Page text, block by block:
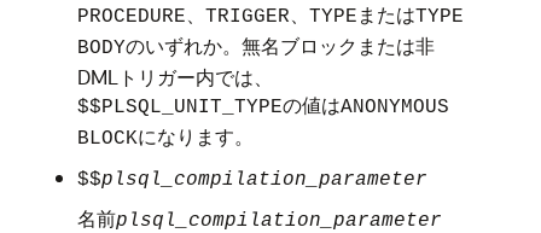
PROCEDURE TRIGGER TYPE またはTYPE
BODYのいずれか。無名ブロックまたは非
DMLトリガー内では、
$$PLSQL_UNIT_TYPEの値はANONYMOUS
BLOCKになります。
$$plsql_compilation_parameter
名前plsql_compilation_parameter